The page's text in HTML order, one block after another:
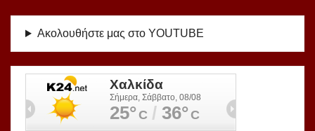
Ακολουθήστε μας στο YOUTUBE